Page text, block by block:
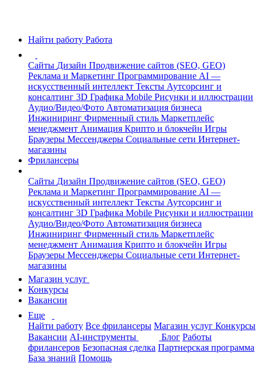
Найти работу Работа
Сайты Дизайн Продвижение сайтов (SEO, GEO)
Реклама и Маркетинг Программирование AI —
искусственный интеллект Тексты Аутсорсинг и
консалтинг 3D Графика Mobile Рисунки и иллюстрации
Аудио/Видео/Фото Автоматизация бизнеса
Инжиниринг Фирменный стиль Маркетплейс
менеджмент Анимация Крипто и блокчейн Игры
Браузеры Мессенджеры Социальные сети Интернет-
магазины
Фрилансеры
Сайты Дизайн Продвижение сайтов (SEO, GEO)
Реклама и Маркетинг Программирование AI —
искусственный интеллект Тексты Аутсорсинг и
консалтинг 3D Графика Mobile Рисунки и иллюстрации
Аудио/Видео/Фото Автоматизация бизнеса
Инжиниринг Фирменный стиль Маркетплейс
менеджмент Анимация Крипто и блокчейн Игры
Браузеры Мессенджеры Социальные сети Интернет-
магазины
Магазин услуг
Конкурсы
Вакансии
Еще
Найти работу Все фрилансеры Магазин услуг Конкурсы
Вакансии AI-инструменты Блог Работы
фрилансеров Безопасная сделка Партнерская программа
База знаний Помощь